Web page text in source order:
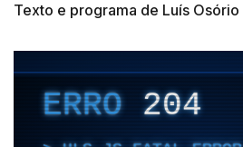
Texto e programa de Luís Osório